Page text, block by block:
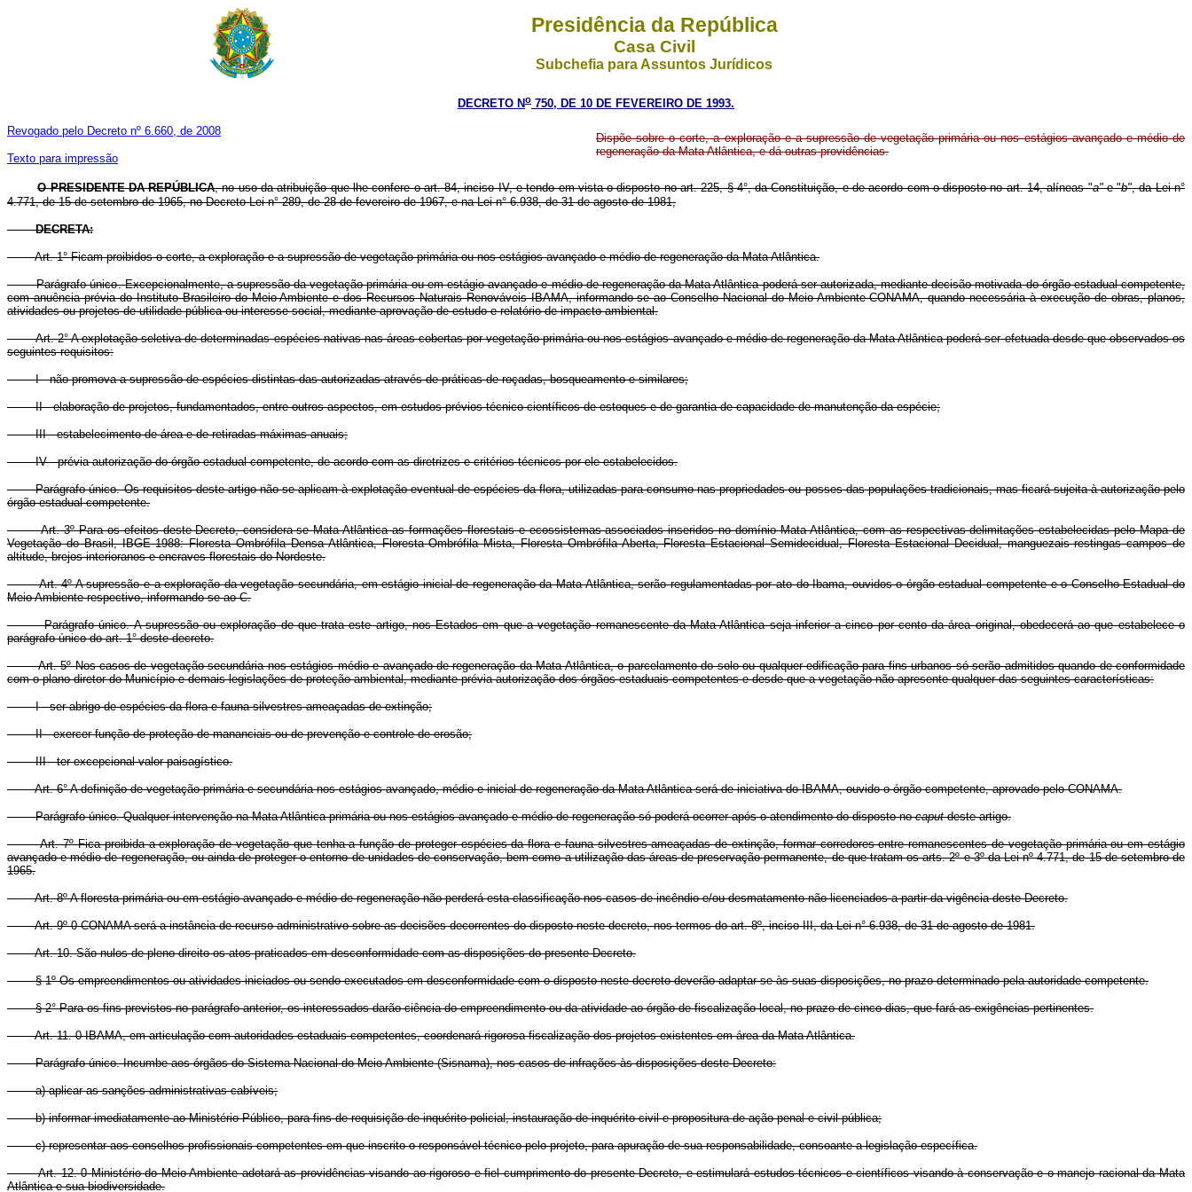
Presidência da República
Casa Civil
Subchefia para Assuntos Jurídicos
DECRETO No 750, DE 10 DE FEVEREIRO DE 1993.
Revogado pelo Decreto nº 6.660, de 2008
Texto para impressão
Dispõe sobre o corte, a exploração e a supressão de vegetação primária ou nos estágios avançado e médio de
regeneração da Mata Atlântica, e dá outras providências.
O PRESIDENTE DA REPÚBLICA, no uso da atribuição que lhe confere o art. 84, inciso IV, e tendo em vista o disposto no art. 225, § 4°, da Constituição, e de acordo com o disposto no art. 14, alíneas "a"e "b", da Lei n°
4.771, de 15 de setembro de 1965, no Decreto-Lei n° 289, de 28 de fevereiro de 1967, e na Lei n° 6.938, de 31 de agosto de 1981,
DECRETA:
Art. 1° Ficam proibidos o corte, a exploração e a supressão de vegetação primária ou nos estágios avançado e médio de regeneração da Mata Atlântica.
Parágrafo único. Excepcionalmente, a supressão da vegetação primária ou em estágio avançado e médio de regeneração da Mata Atlântica poderá ser autorizada, mediante decisão motivada do órgão estadual competente,
com anuência prévia do Instituto Brasileiro do Meio Ambiente e dos Recursos Naturais Renováveis IBAMA, informando-se ao Conselho Nacional do Meio Ambiente CONAMA, quando necessária à execução de obras, planos,
atividades ou projetos de utilidade pública ou interesse social, mediante aprovação de estudo e relatório de impacto ambiental.
Art. 2° A explotação seletiva de determinadas espécies nativas nas áreas cobertas por vegetação primária ou nos estágios avançado e médio de regeneração da Mata Atlântica poderá ser efetuada desde que observados os
seguintes requisitos:
I - não promova a supressão de espécies distintas das autorizadas através de práticas de roçadas, bosqueamento e similares;
II - elaboração de projetos, fundamentados, entre outros aspectos, em estudos prévios técnico-científicos de estoques e de garantia de capacidade de manutenção da espécie;
III - estabelecimento de área e de retiradas máximas anuais;
IV - prévia autorização do órgão estadual competente, de acordo com as diretrizes e critérios técnicos por ele estabelecidos.
Parágrafo único. Os requisitos deste artigo não se aplicam à explotação eventual de espécies da flora, utilizadas para consumo nas propriedades ou posses das populações tradicionais, mas ficará sujeita à autorização pelo
órgão estadual competente.
Art. 3º Para os efeitos deste Decreto, considera-se Mata Atlântica as formações florestais e ecossistemas associados inseridos no domínio Mata Atlântica, com as respectivas delimitações estabelecidas pelo Mapa de
Vegetação do Brasil, IBGE 1988: Floresta Ombrófila Densa Atlântica, Floresta Ombrófila Mista, Floresta Ombrófila Aberta, Floresta Estacional Semidecidual, Floresta Estacional Decidual, manguezais restingas campos de
altitude, brejos interioranos e encraves florestais do Nordeste.
Art. 4º A supressão e a exploração da vegetação secundária, em estágio inicial de regeneração da Mata Atlântica, serão regulamentadas por ato do Ibama, ouvidos o órgão estadual competente e o Conselho Estadual do
Meio Ambiente respectivo, informando-se ao C.
Parágrafo único. A supressão ou exploração de que trata este artigo, nos Estados em que a vegetação remanescente da Mata Atlântica seja inferior a cinco por cento da área original, obedecerá ao que estabelece o
parágrafo único do art. 1° deste decreto.
Art. 5º Nos casos de vegetação secundária nos estágios médio e avançado de regeneração da Mata Atlântica, o parcelamento do solo ou qualquer edificação para fins urbanos só serão admitidos quando de conformidade
com o plano-diretor do Município e demais legislações de proteção ambiental, mediante prévia autorização dos órgãos estaduais competentes e desde que a vegetação não apresente qualquer das seguintes características:
I - ser abrigo de espécies da flora e fauna silvestres ameaçadas de extinção;
II - exercer função de proteção de mananciais ou de prevenção e controle de erosão;
III - ter excepcional valor paisagístico.
Art. 6° A definição de vegetação primária e secundária nos estágios avançado, médio e inicial de regeneração da Mata Atlântica será de iniciativa do IBAMA, ouvido o órgão competente, aprovado pelo CONAMA.
Parágrafo único. Qualquer intervenção na Mata Atlântica primária ou nos estágios avançado e médio de regeneração só poderá ocorrer após o atendimento do disposto nocaputdeste artigo.
Art. 7º Fica proibida a exploração de vegetação que tenha a função de proteger espécies da flora e fauna silvestres ameaçadas de extinção, formar corredores entre remanescentes de vegetação primária ou em estágio
avançado e médio de regeneração, ou ainda de proteger o entorno de unidades de conservação, bem como a utilização das áreas de preservação permanente, de que tratam os arts. 2º e 3º da Lei nº 4.771, de 15 de setembro de
1965.
Art. 8º A floresta primária ou em estágio avançado e médio de regeneração não perderá esta classificação nos casos de incêndio e/ou desmatamento não licenciados a partir da vigência deste Decreto.
Art. 9º 0 CONAMA será a instância de recurso administrativo sobre as decisões decorrentes do disposto neste decreto, nos termos do art. 8º, inciso III, da Lei n° 6.938, de 31 de agosto de 1981.
Art. 10. São nulos de pleno direito os atos praticados em desconformidade com as disposições do presente Decreto.
§ 1º Os empreendimentos ou atividades iniciados ou sendo executados em desconformidade com o disposto neste decreto deverão adaptar-se às suas disposições, no prazo determinado pela autoridade competente.
§ 2° Para os fins previstos no parágrafo anterior, os interessados darão ciência do empreendimento ou da atividade ao órgão de fiscalização local, no prazo de cinco dias, que fará as exigências pertinentes.
Art. 11. 0 IBAMA, em articulação com autoridades estaduais competentes, coordenará rigorosa fiscalização dos projetos existentes em área da Mata Atlântica.
Parágrafo único. Incumbe aos órgãos do Sistema Nacional do Meio Ambiente (Sisnama), nos casos de infrações às disposições deste Decreto:
a) aplicar as sanções administrativas cabíveis;
b) informar imediatamente ao Ministério Público, para fins de requisição de inquérito policial, instauração de inquérito civil e propositura de ação penal e civil pública;
c) representar aos conselhos profissionais competentes em que inscrito o responsável técnico pelo projeto, para apuração de sua responsabilidade, consoante a legislação específica.
Art. 12. 0 Ministério do Meio Ambiente adotará as providências visando ao rigoroso e fiel cumprimento do presente Decreto, e estimulará estudos técnicos e científicos visando à conservação e o manejo racional da Mata
Atlântica e sua biodiversidade.